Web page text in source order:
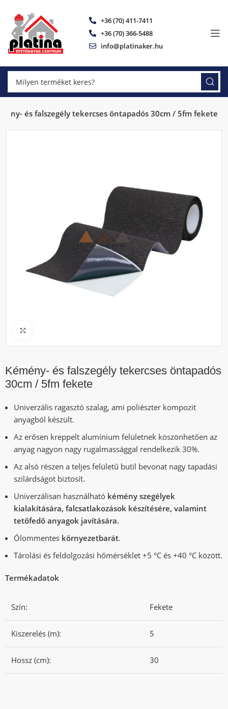
+36 (70) 411-7411
+36 (70) 366-5488
info@platinaker.hu
és falszegély tekercses öntapadós 30cm / 5fm fekete
Kémény- és falszegély tekercses öntapadós
30cm / 5fm fekete
Univerzális ragasztó szalag, ami poliészter kompozit
anyagból készült.
Az erősen kreppelt alumínium felületnek köszönhetően az
anyag nagyon nagy rugalmassággal rendelkezik 30%.
Az alsó részen a teljes felületű butil bevonat nagy tapadási
szilárdságot biztosít.
Univerzálisan használható kémény szegélyek
kialakítására, falcsatlakozások készítésére, valamint
tetőfedő anyagok javítására.
Ólommentes környezetbarát.
Tárolási és feldolgozási hőmérséklet +5 °C és +40 °C között.
Termékadatok
Szín: Fekete
Kiszerelés (m): 5
Hossz (cm): 30